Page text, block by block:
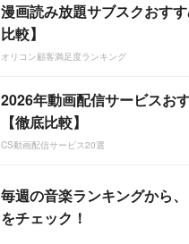
漫画読み放題サブスクおす
比較】
オリコン顧客満足度ランキング
2026年動画配信サービスお
【徹底比較】
CS動画配信サービス20選
毎週の音楽ランキングから
をチェック！